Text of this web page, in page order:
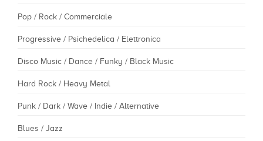
Pop / Rock / Commerciale
Progressive / Psichedelica / Elettronica
Disco Music / Dance / Funky / Black Music
Hard Rock / Heavy Metal
Punk / Dark / Wave / Indie / Alternative
Blues / Jazz